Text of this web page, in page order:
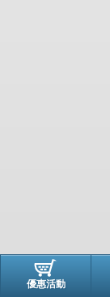
優惠活動